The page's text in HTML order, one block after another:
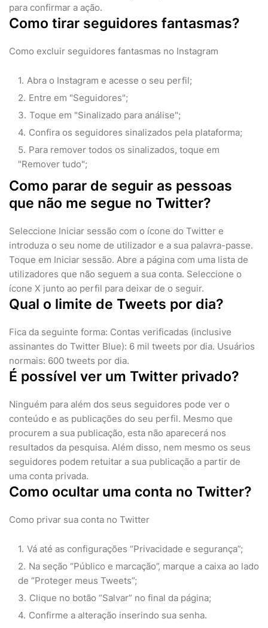
para confirmar a ação.
Como tirar seguidores fantasmas?
Como excluir seguidores fantasmas no Instagram
Abra o Instagram e acesse o seu perfil;
Entre em "Seguidores";
Toque em "Sinalizado para análise";
Confira os seguidores sinalizados pela plataforma;
Para remover todos os sinalizados, toque em
"Remover tudo";
Como parar de seguir as pessoas
que não me segue no Twitter?
Seleccione Iniciar sessão com o ícone do Twitter e
introduza o seu nome de utilizador e a sua palavra-passe.
Toque em Iniciar sessão. Abre a página com uma lista de
utilizadores que não seguem a sua conta. Seleccione o
ícone X junto ao perfil para deixar de o seguir.
Qual o limite de Tweets por dia?
Fica da seguinte forma: Contas verificadas (inclusive
assinantes do Twitter Blue): 6 mil tweets por dia. Usuários
normais: 600 tweets por dia.
É possível ver um Twitter privado?
Ninguém para além dos seus seguidores pode ver o
conteúdo e as publicações do seu perfil. Mesmo que
procurem a sua publicação, esta não aparecerá nos
resultados da pesquisa. Além disso, nem mesmo os seus
seguidores podem retuitar a sua publicação a partir de
uma conta privada.
Como ocultar uma conta no Twitter?
Como privar sua conta no Twitter
Vá até as configurações “Privacidade e segurança”;
Na seção “Público e marcação”, marque a caixa ao lado
de “Proteger meus Tweets”;
Clique no botão “Salvar” no final da página;
Confirme a alteração inserindo sua senha.